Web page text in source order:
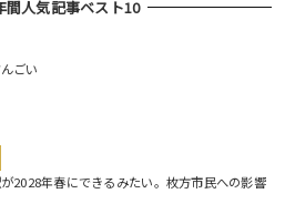
間人気記事ベスト10
ごい
2028年春にできるみたい。枚方市民への影響